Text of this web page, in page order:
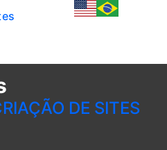
DE SITES